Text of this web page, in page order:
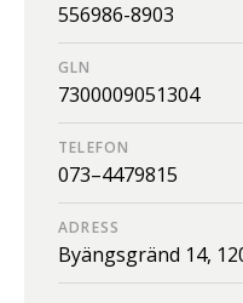
556986-8903
GLN
7300009051304
TELEFON
073–4479815
ADRESS
Byängsgränd 14,